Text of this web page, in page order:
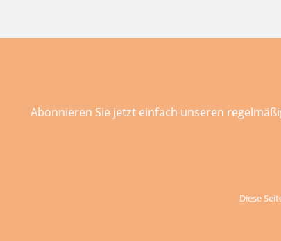
Abonnieren Sie jetzt einfach unseren
Diese